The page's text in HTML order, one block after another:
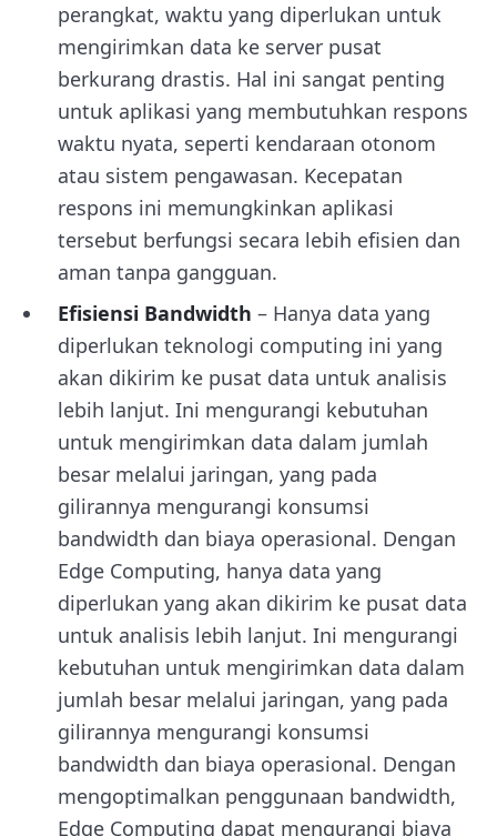
perangkat, waktu yang diperlukan untuk
mengirimkan data ke server pusat
berkurang drastis. Hal ini sangat penting
untuk aplikasi yang membutuhkan respons
waktu nyata, seperti kendaraan otonom
atau sistem pengawasan. Kecepatan
respons ini memungkinkan aplikasi
tersebut berfungsi secara lebih efisien dan
aman tanpa gangguan.
Efisiensi Bandwidth – Hanya data yang
diperlukan teknologi computing ini yang
akan dikirim ke pusat data untuk analisis
lebih lanjut. Ini mengurangi kebutuhan
untuk mengirimkan data dalam jumlah
besar melalui jaringan, yang pada
gilirannya mengurangi konsumsi
bandwidth dan biaya operasional. Dengan
Edge Computing, hanya data yang
diperlukan yang akan dikirim ke pusat data
untuk analisis lebih lanjut. Ini mengurangi
kebutuhan untuk mengirimkan data dalam
jumlah besar melalui jaringan, yang pada
gilirannya mengurangi konsumsi
bandwidth dan biaya operasional. Dengan
mengoptimalkan penggunaan bandwidth,
Edge Computing dapat mengurangi biaya